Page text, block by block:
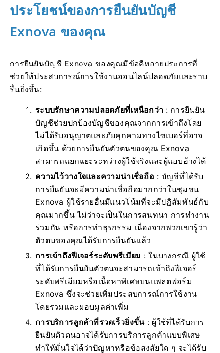
ประโยชน์ของการยืนยันบัญชี
Exnova ของคุณ
การยืนยันบัญชี Exnova ของคุณมีข้อดีหลายประการที่
ช่วยให้ประสบการณ์การใช้งานออนไลน์ปลอดภัยและราบ
รื่นยิ่งขึ้น:
ระบบรักษาความปลอดภัยที่เหนือกว่า : การยืนยัน
บัญชีช่วยปกป้องบัญชีของคุณจากการเข้าถึงโดย
ไม่ได้รับอนุญาตและภัยคุกคามทางไซเบอร์ที่อาจ
เกิดขึ้น ด้วยการยืนยันตัวตนของคุณ Exnova
สามารถแยกแยะระหว่างผู้ใช้จริงและผู้แอบอ้างได้
ความไว้วางใจและความน่าเชื่อถือ : บัญชีที่ได้รับ
การยืนยันจะมีความน่าเชื่อถือมากกว่าในชุมชน
Exnova ผู้ใช้รายอื่นมีแนวโน้มที่จะมีปฏิสัมพันธ์กับ
คุณมากขึ้น ไม่ว่าจะเป็นในการสนทนา การทำงาน
ร่วมกัน หรือการทำธุรกรรม เนื่องจากพวกเขารู้ว่า
ตัวตนของคุณได้รับการยืนยันแล้ว
การเข้าถึงฟีเจอร์ระดับพรีเมียม : ในบางกรณี ผู้ใช้
ที่ได้รับการยืนยันตัวตนจะสามารถเข้าถึงฟีเจอร์
ระดับพรีเมียมหรือเนื้อหาพิเศษบนแพลตฟอร์ม
Exnova ซึ่งจะช่วยเพิ่มประสบการณ์การใช้งาน
โดยรวมและมอบมูลค่าเพิ่ม
การบริการลูกค้าที่รวดเร็วยิ่งขึ้น: ผู้ใช้ที่ได้รับการ
ยืนยันตัวตนอาจได้รับการบริการลูกค้าแบบพิเศษ
ทำให้มั่นใจได้ว่าปัญหาหรือข้อสงสัยใด ๆ จะได้รับ